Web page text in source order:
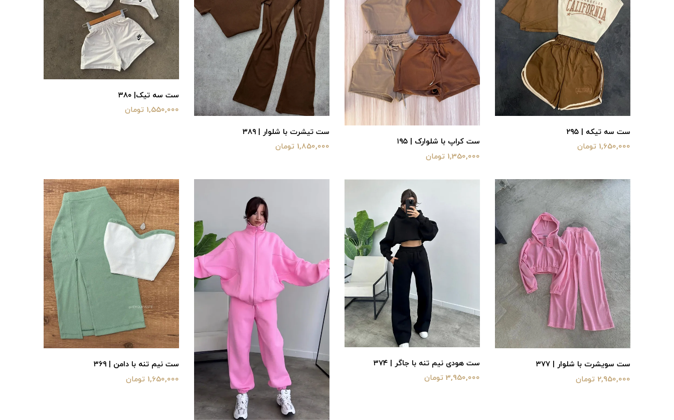
ست سه تیکه | ۲۹۵
1,650,000 تومان
ست کراپ با شلوارک | ۱۹۵
1,350,000 تومان
ست تیشرت با شلوار | ۳۸۹
1,850,000 تومان
ست سه تیک| ۳۸۰
1,550,000 تومان
ست سویشرت با شلوار | ۳۷۷
2,950,000 تومان
ست هودی نیم تنه با جاگر | ۳۷۴
3,950,000 تومان
ست نیم تنه با دامن | ۳۶۹
1,650,000 تومان